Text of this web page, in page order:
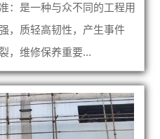
：是一种与众不同的工程用
，质轻高韧性，产生事件
，维修保养重要...